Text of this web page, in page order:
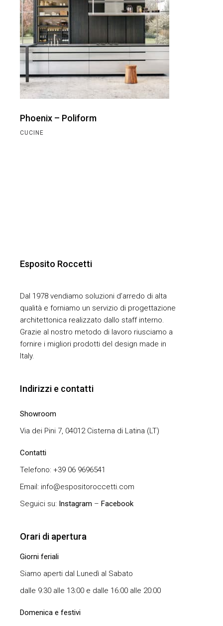
Phoenix – Poliform
CUCINE
Esposito Roccetti
Dal 1978 vendiamo soluzioni d’arredo di alta
qualità e forniamo un servizio di progettazione
architettonica realizzato dallo staff interno.
Grazie al nostro metodo di lavoro riusciamo a
fornire i migliori prodotti del design made in
Italy.
Indirizzi e contatti
Showroom
Via dei Pini 7, 04012 Cisterna di Latina (LT)
Contatti
Telefono: +39 06 9696541
Email: info@espositoroccetti.com
Seguici su: Instagram – Facebook
Orari di apertura
Giorni feriali
Siamo aperti dal Lunedì al Sabato
dalle 9:30 alle 13:00 e dalle 16:00 alle 20:00
Domenica e festivi